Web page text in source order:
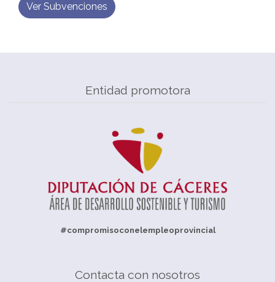
Ver Subvenciones
Entidad promotora
#compromisoconelempleoprovincial
Contacta con nosotros